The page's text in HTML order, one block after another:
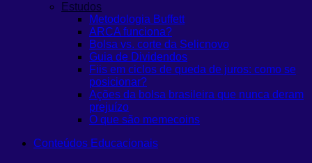
Estudos
Metodologia Buffett
ARCA funciona?
Bolsa vs. corte da Selicnovo
Guia de Dividendos
Fiis em ciclos de queda de juros: como se
posicionar?
Ações da bolsa brasileira que nunca deram
prejuízo
O que são memecoins
Conteúdos Educacionais